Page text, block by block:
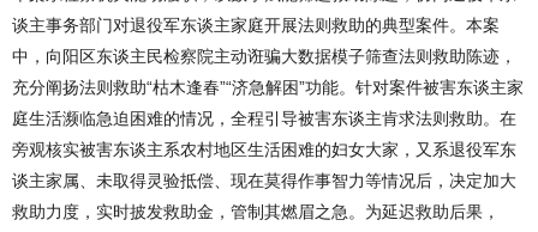
谈主事务部门对退役军东谈主家庭开展法则救助的典型案件。本案
中，向阳区东谈主民检察院主动诳骗大数据模子筛查法则救助陈迹，
充分阐扬法则救助“枯木逢春”“济急解困”功能。针对案件被害东谈主家
庭生活濒临急迫困难的情况，全程引导被害东谈主肯求法则救助。在
旁观核实被害东谈主系农村地区生活困难的妇女大家，又系退役军东
谈主家属、未取得灵验抵偿、现在莫得作事智力等情况后，决定加大
救助力度，实时披发救助金，管制其燃眉之急。为延迟救助后果，